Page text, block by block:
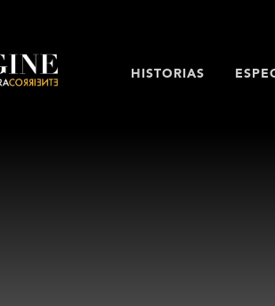
HISTORIAS